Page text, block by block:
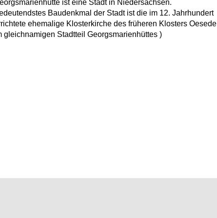
ist eine Stadt in Niedersachsen.
Baudenkmal der Stadt ist die im 12. Jahrhundert
ehemalige Klosterkirche des früheren Klosters Oesede
gleichnamigen Stadtteil Georgsmarienhüttes )